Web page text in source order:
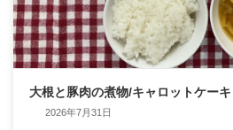
大根と豚肉の煮物/キャロットケーキ
2026年7月31日